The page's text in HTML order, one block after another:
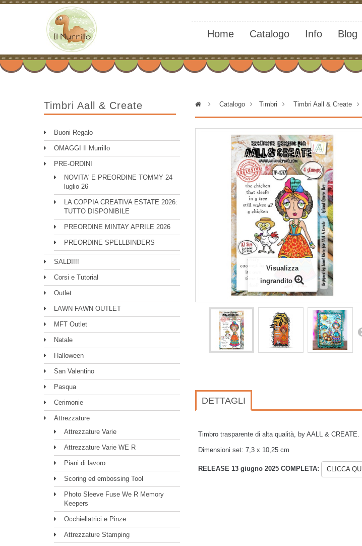
Home Catalogo Info Blog
Timbri Aall & Create
Buoni Regalo
OMAGGI Il Murrillo
PRE-ORDINI
NOVITA' E PREORDINE TOMMY 24
luglio 26
LA COPPIA CREATIVA ESTATE 2026:
TUTTO DISPONIBILE
PREORDINE MINTAY APRILE 2026
PREORDINE SPELLBINDERS
SALDI!!!
Corsi e Tutorial
Outlet
LAWN FAWN OUTLET
MFT Outlet
Natale
Halloween
San Valentino
Pasqua
Cerimonie
Attrezzature
Attrezzature Varie
Attrezzature Varie WE R
Piani di lavoro
Scoring ed embossing Tool
Photo Sleeve Fuse We R Memory
Keepers
Occhiellatrici e Pinze
Attrezzature Stamping
> Catalogo > Timbri > Timbri Aall & Create >
Visualizza
ingrandito
DETTAGLI
Timbro trasparente di alta qualità, by AALL & CREATE.
Dimensioni set: 7,3 x 10,25 cm
RELEASE 13 giugno 2025 COMPLETA: CLICCA QUI